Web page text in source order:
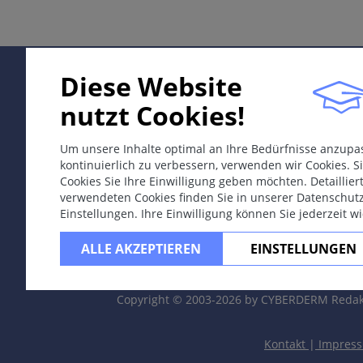
Therapie & Prävention
Synonyme
Sonnenbrand.
Epidemiologie
Sehr häufig, besonders bei Personen mit heller
Sommerurlaub.
Akute-phototoxische Kontaktdermatitis durch
Diese Website
nutzt Cookies!
Um unsere Inhalte optimal an Ihre Bedürfnisse
kontinuierlich zu verbessern, verwenden wir Cookies.
Cookies Sie Ihre Einwilligung geben möchten.
verwendeten Cookies finden Sie in unserer
Einstellungen. Ihre Einwilligung können Sie jederzeit
ALLE AKZEPTIEREN EINSTELLUNGEN
Copyright © 2003-2026 by CYBERDERM
Kontakt |